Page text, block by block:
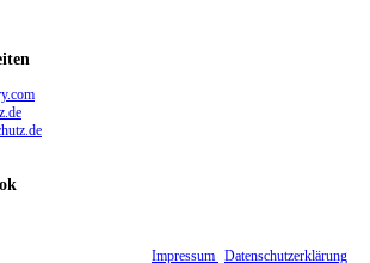
Impressum Datenschutzerklärung